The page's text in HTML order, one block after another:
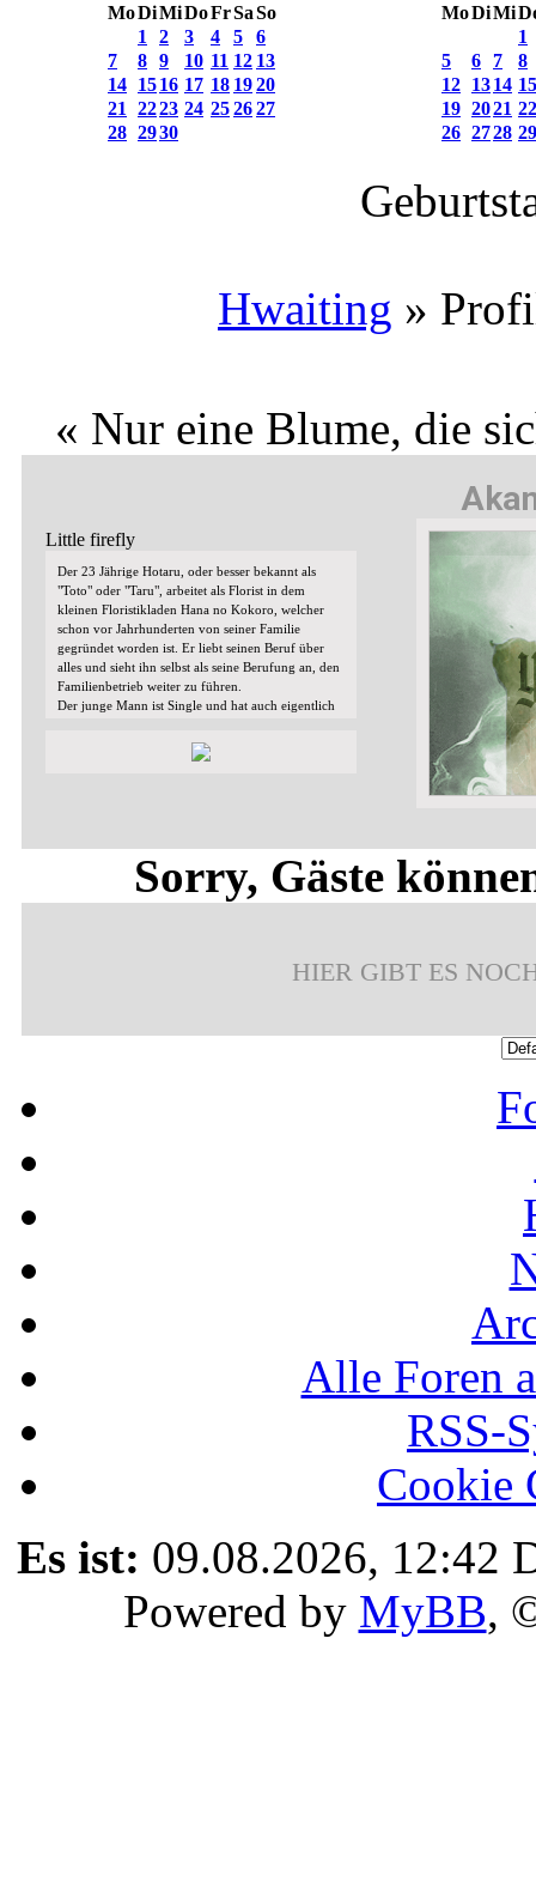
MoDiMiDoFrSaSo
1
2 3 4 5
6
7
8 9 10 11 12 13
14 1516 17 18 1920
21
2223 24 252627
28 2930
MoDiMi
1
5
6 7
8
12 1314 15
19 2021 22
26 2728 29
Hwaiting »
« Nur eine Blume, die
Little firefly
Der 23 Jährige Hotaru, oder besser bekannt als
"Toto" oder "Taru", arbeitet als Florist in dem
kleinen Floristikladen Hana no Kokoro, welcher
schon vor Jahrhunderten von seiner Familie
gegründet worden ist. Er liebt seinen Beruf über
alles und sieht ihn selbst als seine Berufung an, den
Familienbetrieb weiter zu führen.
Der junge Mann ist Single und hat auch eigentlich
wäre da nicht vor geraumer Zeit ein junger Mann
in sein Leben getreten, der all das ins Wanken
Sorry, Gäste
HIER GIBT ES
Alle Foren
RSS-
Cookie
Es ist: 09.08.2026, 12:42
Powered by MyBB,